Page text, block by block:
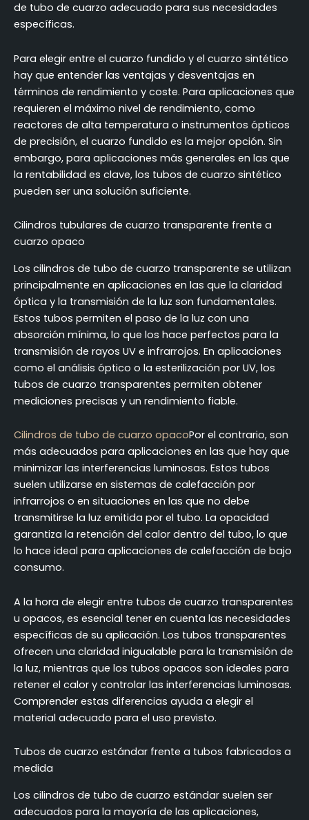
de tubo de cuarzo adecuado para sus necesidades
específicas.
Para elegir entre el cuarzo fundido y el cuarzo sintético
hay que entender las ventajas y desventajas en
términos de rendimiento y coste. Para aplicaciones que
requieren el máximo nivel de rendimiento, como
reactores de alta temperatura o instrumentos ópticos
de precisión, el cuarzo fundido es la mejor opción. Sin
embargo, para aplicaciones más generales en las que
la rentabilidad es clave, los tubos de cuarzo sintético
pueden ser una solución suficiente.
Cilindros tubulares de cuarzo transparente frente a
cuarzo opaco
Los cilindros de tubo de cuarzo transparente se utilizan
principalmente en aplicaciones en las que la claridad
óptica y la transmisión de la luz son fundamentales.
Estos tubos permiten el paso de la luz con una
absorción mínima, lo que los hace perfectos para la
transmisión de rayos UV e infrarrojos. En aplicaciones
como el análisis óptico o la esterilización por UV, los
tubos de cuarzo transparentes permiten obtener
mediciones precisas y un rendimiento fiable.
Cilindros de tubo de cuarzo opacoPor el contrario, son
más adecuados para aplicaciones en las que hay que
minimizar las interferencias luminosas. Estos tubos
suelen utilizarse en sistemas de calefacción por
infrarrojos o en situaciones en las que no debe
transmitirse la luz emitida por el tubo. La opacidad
garantiza la retención del calor dentro del tubo, lo que
lo hace ideal para aplicaciones de calefacción de bajo
consumo.
A la hora de elegir entre tubos de cuarzo transparentes
u opacos, es esencial tener en cuenta las necesidades
específicas de su aplicación. Los tubos transparentes
ofrecen una claridad inigualable para la transmisión de
la luz, mientras que los tubos opacos son ideales para
retener el calor y controlar las interferencias luminosas.
Comprender estas diferencias ayuda a elegir el
material adecuado para el uso previsto.
Tubos de cuarzo estándar frente a tubos fabricados a
medida
Los cilindros de tubo de cuarzo estándar suelen ser
adecuados para la mayoría de las aplicaciones,